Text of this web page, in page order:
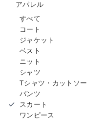
アパレル
すべて
コート
ジャケット
ベスト
ニット
シャツ
Tシャツ・カットソー
パンツ
スカート
ワンピース